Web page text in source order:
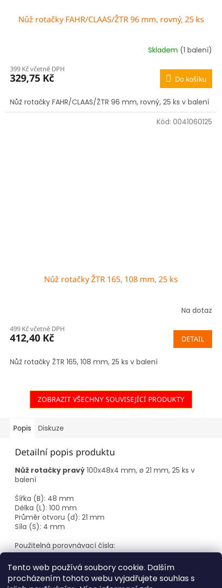
Tento web používá soubory cookie. Dalším
procházením tohoto webu vyjadřujete souhlas s
Nůž rotačky FAHR/CLAAS/ŽTR 96 mm, rovný, 25 ks
Skladem (1 balení)
399 Kč včetně DPH
329,75 Kč Do košíku
Nůž rotačky FAHR/CLAAS/ŽTR 96 mm, rovný, 25 ks v balení
Nůž rotačky ŽTR 165, 108 mm, 25 ks
Na dotaz
499 Kč včetně DPH
412,40 Kč DETAIL
Nůž rotačky ŽTR 165, 108 mm, 25 ks v balení
Kód: 0041060125
ZOBRAZIT VŠECHNY SOUVISEJÍCÍ PRODUKTY
Popis Diskuze
Detailní popis produktu
Nůž rotačky pravý 100x48x4 mm, ø 21 mm, 25 ks v
balení
Šířka (B): 48 mm
Délka (L): 100 mm
Průměr otvoru (d): 21 mm
Síla (S): 4 mm
Použitelná porovnávací čísla:
Pöttinger: 434.974, 434.974.001, 434.978